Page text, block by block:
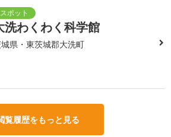
洗わくわく科学館
県・東茨城郡大洗町
覧履歴をもっと見る